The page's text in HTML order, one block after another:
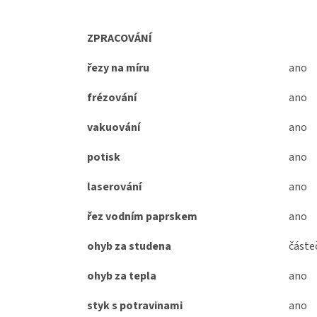
ZPRACOVÁNÍ
řezy na míru
ano
frézování
ano
vakuování
ano
potisk
ano
laserování
ano
řez vodním paprskem
ano
ohyb za studena
ohyb za tepla
ano
styk s potravinami
ano